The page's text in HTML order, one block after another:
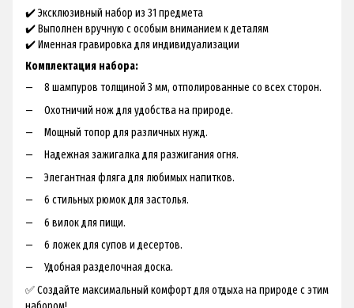
✔️ Эксклюзивный набор из 31 предмета
✔️ Выполнен вручную с особым вниманием к деталям
✔️ Именная гравировка для индивидуализации
Комплектация набора:
8 шампуров толщиной 3 мм, отполированные со всех сторон.
Охотничий нож для удобства на природе.
Мощный топор для различных нужд.
Надежная зажигалка для разжигания огня.
Элегантная фляга для любимых напитков.
6 стильных рюмок для застолья.
6 вилок для пищи.
6 ложек для супов и десертов.
Удобная разделочная доска.
✅ Создайте максимальный комфорт для отдыха на природе с этим